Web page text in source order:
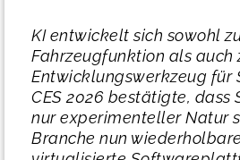
KI entwickelt sich sowohl
Fahrzeugfunktion als auch
Entwicklungswerkzeug für
CES 2026 bestätigte, dass
nur experimenteller Natur
Branche nun